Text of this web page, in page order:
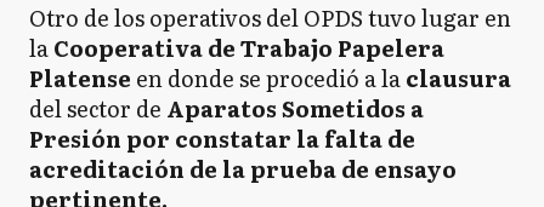
Otro de los operativos del OPDS tuvo lugar en
laCooperativa de Trabajo Papelera
Platense en donde se procedió a laclausura
del sector de Aparatos Sometidos a
Presión por constatar la falta de
acreditación de la prueba de ensayo
pertinente.